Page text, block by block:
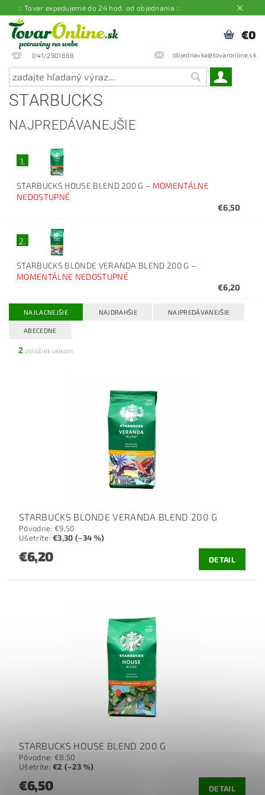
:: Tovar expedujeme do 24 hod. od objednania ::
041/2901888 objednavka@tovaronline.sk
€0
STARBUCKS
NAJPREDÁVANEJŠIE
1.
STARBUCKS HOUSE BLEND 200 G – MOMENTÁLNE
NEDOSTUPNÉ
€6,50
2.
STARBUCKS BLONDE VERANDA BLEND 200 G –
MOMENTÁLNE NEDOSTUPNÉ
€6,20
NAJLACNEJŠIE NAJDRAHŠIE NAJPREDÁVANEJŠIE
ABECEDNE
2 položiek celkom
STARBUCKS BLONDE VERANDA BLEND 200 G
Pôvodne: €9,50
Ušetríte:€3,30 (–34 %)
€6,20 DETAIL
STARBUCKS HOUSE BLEND 200 G
Pôvodne: €8,50
Ušetríte:€2 (–23 %)
€6,50 DETAIL